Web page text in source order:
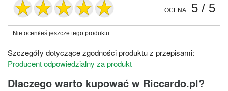
OCENA: 5 / 5
Nie oceniłeś jeszcze tego produktu.
Szczegóły dotyczące zgodności produktu z przepisami:
Producent odpowiedzialny za produkt
Dlaczego warto kupować w Riccardo.pl?